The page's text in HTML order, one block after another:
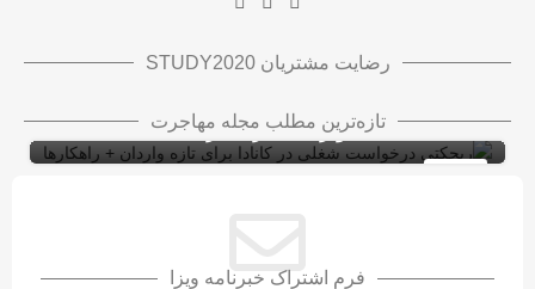
رضایت مشتریان STUDY2020
ویزای کار
ویزای کاری کانادا با LMIA
تازه‌ترین مطلب مجله مهاجرت
واردان + راهکارها
فرم اشتراک خبرنامه ویزا